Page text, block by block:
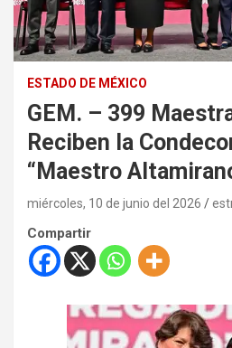
ESTADO DE MÉXICO
GEM. – 399
Reciben la
“Maestro
miércoles, 10 de junio del 2026
Compartir